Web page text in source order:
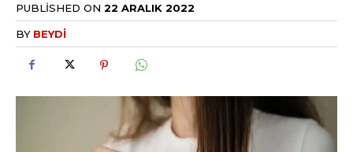
PUBLISHED ON 22 ARALIK 2022
BY BEYDI